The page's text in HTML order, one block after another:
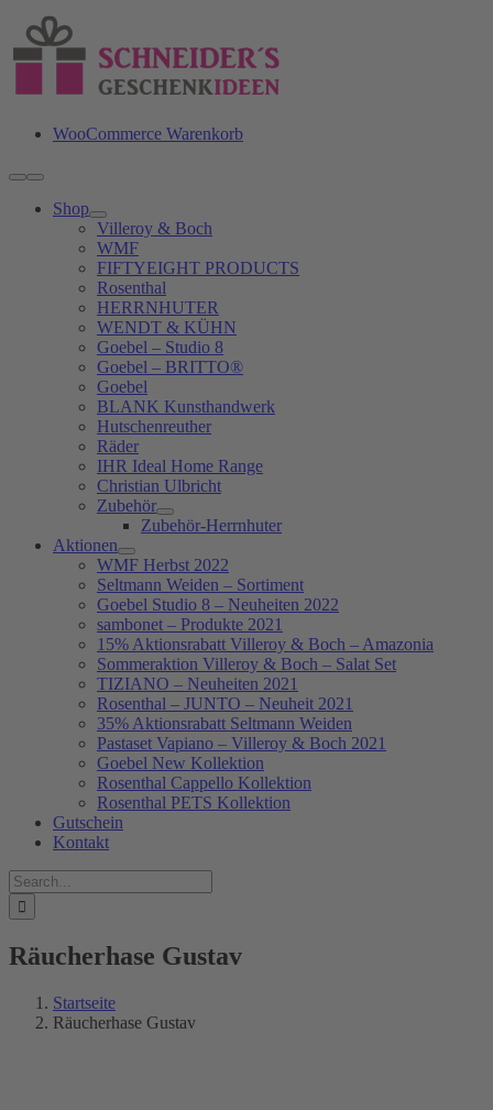
Inhalt
springen
WooCommerce Warenkorb
Toggle
Navigation
Shop
Villeroy & Boch
WMF
FIFTYEIGHT PRODUCTS
Rosenthal
HERRNHUTER
WENDT & KÜHN
Goebel – Studio 8
Goebel – BRITTO®
Goebel
BLANK Kunsthandwerk
Hutschenreuther
Räder
IHR Ideal Home Range
Christian Ulbricht
Zubehör
Zubehör-Herrnhuter
Aktionen
WMF Herbst 2022
Seltmann Weiden – Sortiment
Goebel Studio 8 – Neuheiten 2022
sambonet – Produkte 2021
15% Aktionsrabatt Villeroy & Boch – Amazonia
Sommeraktion Villeroy & Boch – Salat Set
TIZIANO – Neuheiten 2021
Rosenthal – JUNTO – Neuheit 2021
35% Aktionsrabatt Seltmann Weiden
Pastaset Vapiano – Villeroy & Boch 2021
Goebel New Kollektion
Rosenthal Cappello Kollektion
Rosenthal PETS Kollektion
Gutschein
Kontakt
Suche
nach:
Räucherhase Gustav
Startseite
Räucherhase Gustav